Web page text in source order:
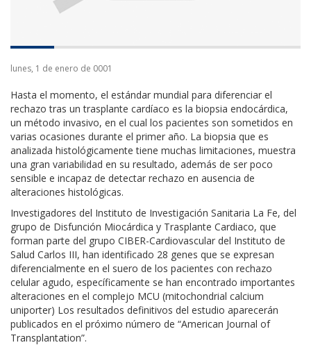
lunes, 1 de enero de 0001
Hasta el momento, el estándar mundial para diferenciar el
rechazo tras un trasplante cardíaco es la biopsia endocárdica,
un método invasivo, en el cual los pacientes son sometidos en
varias ocasiones durante el primer año. La biopsia que es
analizada histológicamente tiene muchas limitaciones, muestra
una gran variabilidad en su resultado, además de ser poco
sensible e incapaz de detectar rechazo en ausencia de
alteraciones histológicas.
Investigadores del Instituto de Investigación Sanitaria La Fe, del
grupo de Disfunción Miocárdica y Trasplante Cardiaco, que
forman parte del grupo CIBER-Cardiovascular del Instituto de
Salud Carlos III, han identificado 28 genes que se expresan
diferencialmente en el suero de los pacientes con rechazo
celular agudo, específicamente se han encontrado importantes
alteraciones en el complejo MCU (mitochondrial calcium
uniporter) Los resultados definitivos del estudio aparecerán
publicados en el próximo número de “American Journal of
Transplantation”.